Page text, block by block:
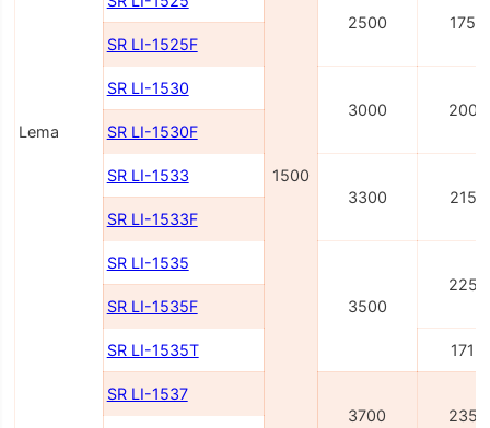
Lema
1500
2500
1750
SR LI-1525F
SR LI-1530
3000
2000
SR LI-1530F
SR LI-1533
3300
2150
SR LI-1533F
SR LI-1535
3500
2250
SR LI-1535F
SR LI-1535T 1715
SR LI-1537
3700
2350